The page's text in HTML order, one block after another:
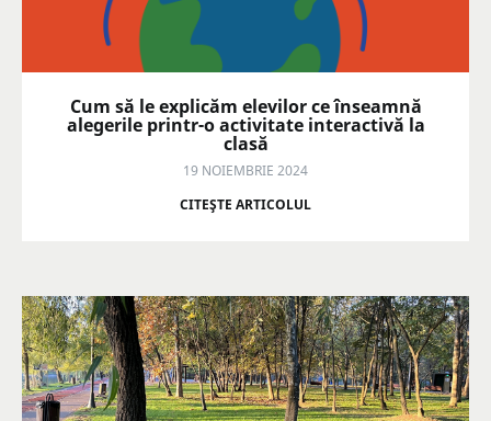
Cum să le explicăm elevilor ce înseamnă
alegerile printr-o activitate interactivă la
clasă
19 NOIEMBRIE 2024
CITEŞTE ARTICOLUL